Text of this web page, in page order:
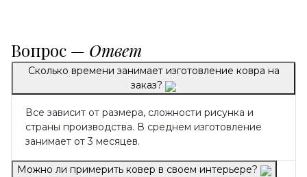
Вопрос — Ответ
Сколько времени занимает изготовление ковра на
заказ?
Все зависит от размера, сложности рисунка и
страны производства. В среднем изготовление
занимает от 3 месяцев.
Можно ли примерить ковер в своем интерьере?